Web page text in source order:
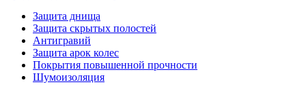
Защита днища
Защита скрытых полостей
Антигравий
Защита арок колес
Покрытия повышенной прочности
Шумоизоляция